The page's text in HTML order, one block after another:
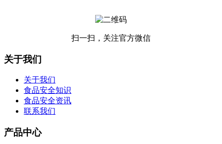
扫一扫，关注官方微信
关于我们
关于我们
食品安全知识
食品安全资讯
联系我们
产品中心